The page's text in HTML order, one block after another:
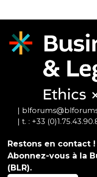
|
| t. : +33
Restons en contact !
Abonnez-vous à la
(BLR).